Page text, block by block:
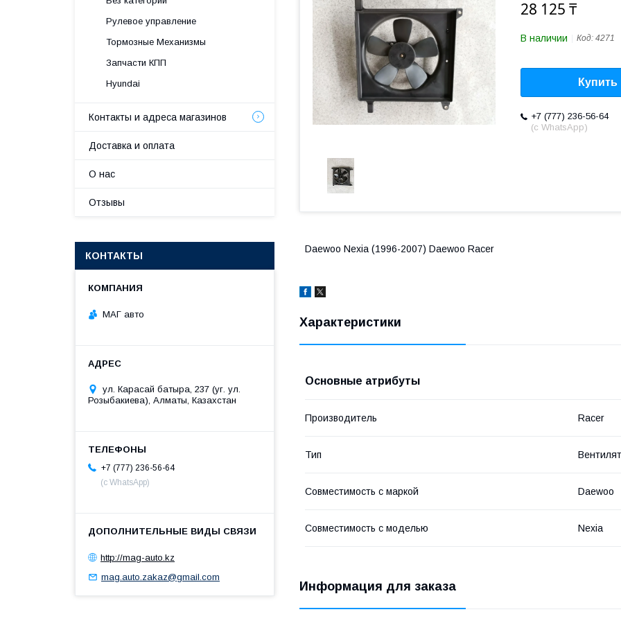
28 125 ₸
В наличии Код: 4271
Купить
+7 (777) 236-56-64
(с WhatsApp)
Daewoo Nexia (1996-2007) Daewoo Racer
Характеристики
Основные атрибуты
Производитель Racer
Тип
Совместимость с маркой Daewoo
Совместимость с моделью Nexia
Информация для заказа
Рулевое управление
Тормозные Механизмы
Запчасти КПП
Hyundai
Контакты и адреса магазинов
Доставка и оплата
О нас
Отзывы
КОНТАКТЫ
МАГ авто
ул. Карасай батыра, 237 (уг. ул.
Розыбакиева), Алматы, Казахстан
+7 (777) 236-56-64
(с WhatsApp)
http://mag-auto.kz
mag.auto.zakaz@gmail.com